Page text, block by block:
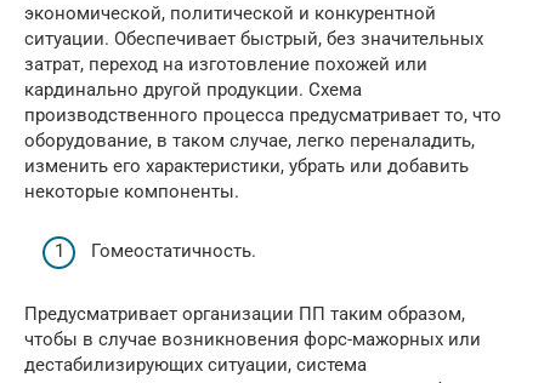
экономической, политической и конкурентной
ситуации. Обеспечивает быстрый, без значительных
затрат, переход на изготовление похожей или
кардинально другой продукции. Схема
производственного процесса предусматривает то, что
оборудование, в таком случае, легко переналадить,
изменить его характеристики, убрать или добавить
некоторые компоненты.
Гомеостатичность.
Предусматривает организации ПП таким образом,
чтобы в случае возникновения форс-мажорных или
дестабилизирующих ситуации, система